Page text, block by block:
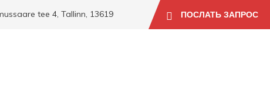
ПОСЛАТЬ ЗАПРОС
tee 4, Tallinn, 13619